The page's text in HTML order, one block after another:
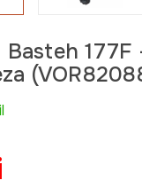
177F